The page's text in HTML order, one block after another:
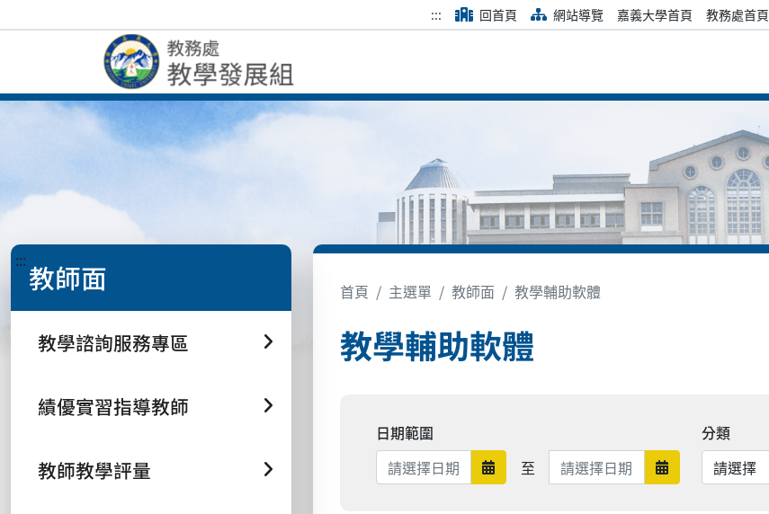
::: 回首頁 網站導覽 嘉義大學首頁 教務處首頁
::: 教師面
教學諮詢服務專區
績優實習指導教師
教師教學評量
首頁 主選單 教師面 教學輔助軟體
教學輔助軟體
日期範圍
日期範圍開始
至 日期範圍結束 日期範圍結束
分類